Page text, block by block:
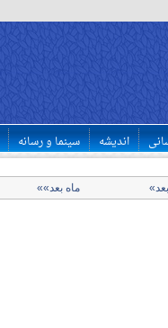
اندیشه سینما و رسانه
ماه بعد»»